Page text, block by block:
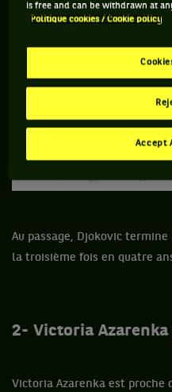
Au passage, Djokovic
la troisième fois en quatre
2- Victoria Azarenka
Victoria Azarenka est proche
is free and can be withdrawn at
Politique cookies / Cookie policy
Accept